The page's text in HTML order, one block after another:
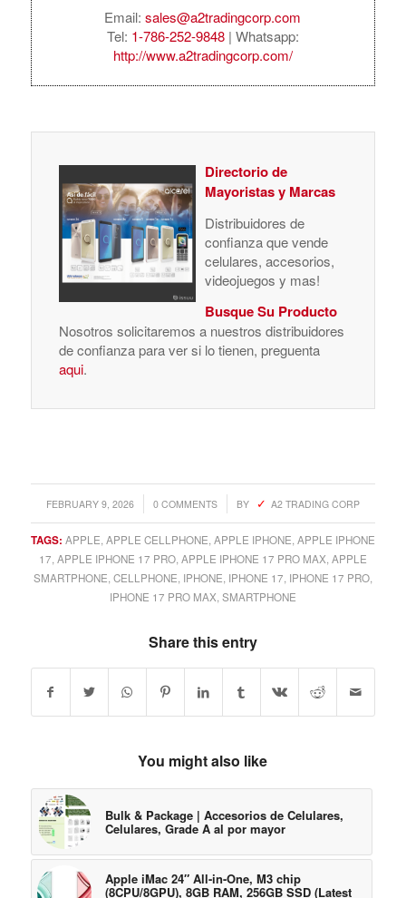
Email:sales@a2tradingcorp.com
Tel: 1-786-252-9848| Whatsapp:
http://www.a2tradingcorp.com/
Directorio de
Mayoristas y Marcas
Distribuidores de
confianza que vende
celulares, accesorios,
videojuegos y mas!
Busque Su Producto
Nosotros solicitaremos a nuestros distribuidores
de confianza para ver si lo tienen, preguenta
aqui.
FEBRUARY 9, 2026
/ 0 COMMENTS
/ BY A2 TRADING CORP
TAGS: APPLE APPLE CELLPHONE APPLE IPHONE APPLE IPHONE
17 APPLE IPHONE 17 PRO, APPLE IPHONE 17 PRO MAX APPLE
SMARTPHONE CELLPHONE IPHONE IPHONE 17 IPHONE 17 PRO,
IPHONE 17 PRO MAX SMARTPHONE
Share this entry
You might also like
Bulk & Package | Accesorios de Celulares,
Celulares, Grade A al por mayor
Apple iMac 24″ All-in-One, M3 chip
(8CPU/8GPU), 8GB RAM, 256GB SSD (Latest